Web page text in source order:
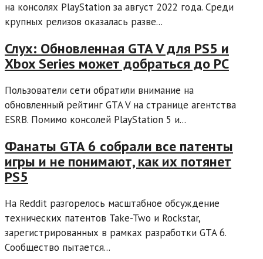
на консолях PlayStation за август 2022 года. Среди
крупных релизов оказалась разве...
Слух: Обновленная GTA V для PS5 и
Xbox Series может добраться до PC
Пользователи сети обратили внимание на
обновленный рейтинг GTA V на странице агентства
ESRB. Помимо консолей PlayStation 5 и...
Фанаты GTA 6 собрали все патенты
игры и не понимают, как их потянет
PS5
На Reddit разгорелось масштабное обсуждение
технических патентов Take-Two и Rockstar,
зарегистрированных в рамках разработки GTA 6.
Cообщество пытается...